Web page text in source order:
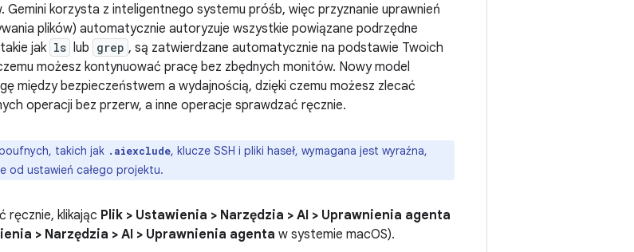
korzysta z inteligentnego systemu próśb, więc przyznanie uprawnień
plików) automatycznie autoryzuje wszystkie powiązane podrzędne
jak ls lub grep , są zatwierdzane automatycznie na podstawie Twoich
możesz kontynuować pracę bez zbędnych monitów. Nowy model
między bezpieczeństwem a wydajnością, dzięki czemu możesz zlecać
operacji bez przerw, a inne operacje sprawdzać ręcznie.
takich jak .aiexclude, klucze SSH i pliki haseł, wymagana jest wyraźna,
od ustawień całego projektu.
ręcznie, klikając Plik > Ustawienia > Narzędzia > AI > Uprawnienia agenta
> Narzędzia > AI > Uprawnienia agenta w systemie macOS).